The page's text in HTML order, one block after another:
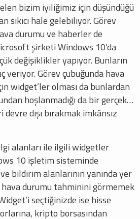
bizim iyiliğimiz için düşündüğü
sıkıcı hale gelebiliyor. Görev
durumu ve haberler de
şirketi Windows 10’da
değişiklikler yapıyor. Bunların
veriyor. Görev çubuğunda hava
widget’ler olması da bunlardan
hoşlanmadığı da bir gerçek…
dışı bırakmak imkânsız
alanları ile ilgili widgetler
10 işletim sisteminde
ve bildirim alanlarının yanında yer
durumu tahminini görmemek
seçtiğinizde ise hisse
kripto borsasından